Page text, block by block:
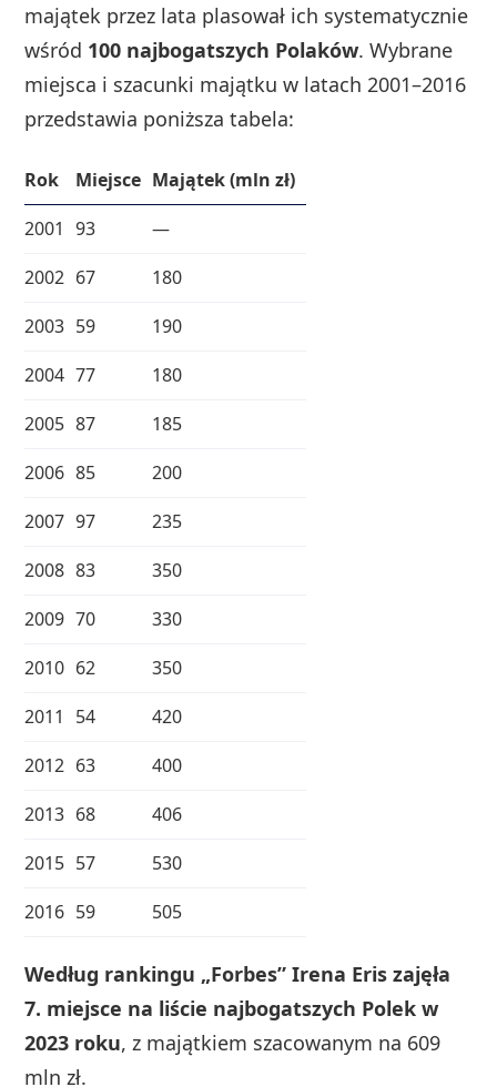
majątek przez lata plasował ich systematycznie
wśród 100 najbogatszych Polaków. Wybrane
miejsca i szacunki majątku w latach 2001–2016
przedstawia poniższa tabela:
Rok Miejsce Majątek (mln zł)
2001
93
—
2002 67
180
2003 59
190
2004 77
180
2005 87
185
2006 85
200
2007 97
235
2008 83
350
2009 70
330
2010 62
350
2011
54
420
2012 63
400
2013 68
406
2015 57
530
2016 59 505
Według rankingu „Forbes” Irena Eris zajęła
7. miejsce na liście najbogatszych Polek w
2023 roku, z majątkiem szacowanym na 609
mln zł.